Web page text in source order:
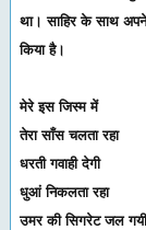
था। साहिर के साथ
किया है।
मेरे इस जिस्म में
तेरा साँस चलता रहा
धरती गवाही देगी
धुआं निकलता रहा
उमर की सिगरेट जल गयी